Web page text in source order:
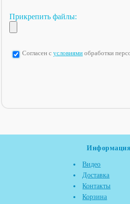
Прикрепить файлы:
Согласен с условиями обработки
Видео
Доставка
Контакты
Корзина